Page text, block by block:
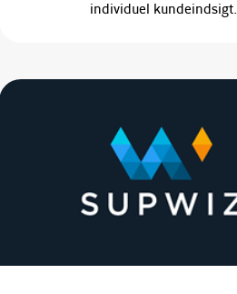
individuel kundeindsigt.